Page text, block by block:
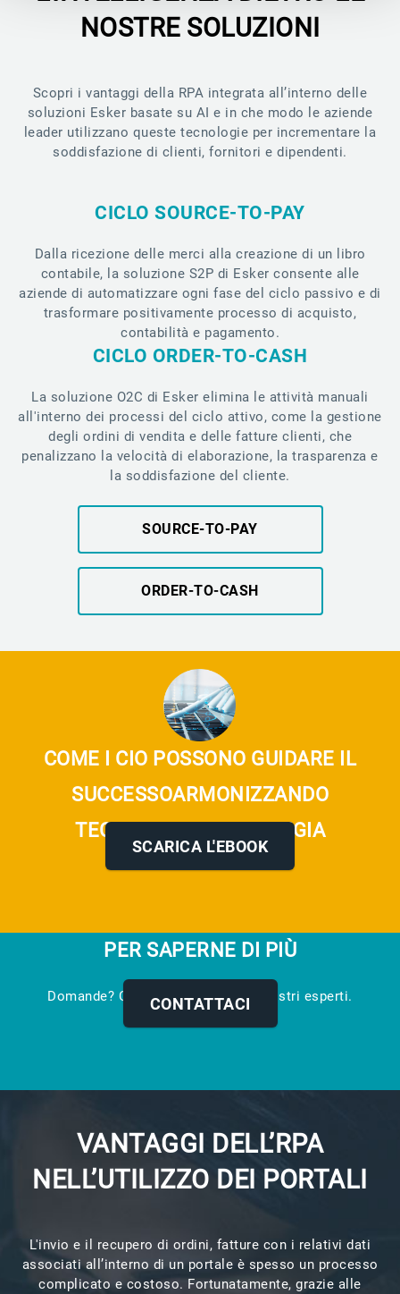
NOSTRE SOLUZIONI
Scopri i vantaggi della RPA integrata all’interno delle
soluzioni Esker basate su AI e in che modo le aziende
leader utilizzano queste tecnologie per incrementare la
soddisfazione di clienti, fornitori e dipendenti.
CICLO SOURCE-TO-PAY
Dalla ricezione delle merci alla creazione di un libro
contabile, la soluzione S2P di Esker consente alle
aziende di automatizzare ogni fase del ciclo passivo e di
trasformare positivamente processo di acquisto,
contabilità e pagamento.
CICLO ORDER-TO-CASH
La soluzione O2C di Esker elimina le attività manuali
all'interno dei processi del ciclo attivo, come la gestione
degli ordini di vendita e delle fatture clienti, che
penalizzano la velocità di elaborazione, la trasparenza e
la soddisfazione del cliente.
SOURCE-TO-PAY
ORDER-TO-CASH
COME I CIO POSSONO GUIDARE IL
SUCCESSOARMONIZZANDO
TECNOLOGIA E STRATEGIA
SCARICA L'EBOOK
PER SAPERNE DI PIÙ
Domande? Commenti? Contatta i nostri esperti.
CONTATTACI
VANTAGGI DELL’RPA
NELL’UTILIZZO DEI PORTALI
L'invio e il recupero di ordini, fatture con i relativi dati
associati all’interno di un portale è spesso un processo
complicato e costoso. Fortunatamente, grazie alle